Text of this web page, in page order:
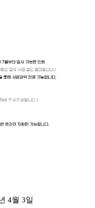
4월 3일